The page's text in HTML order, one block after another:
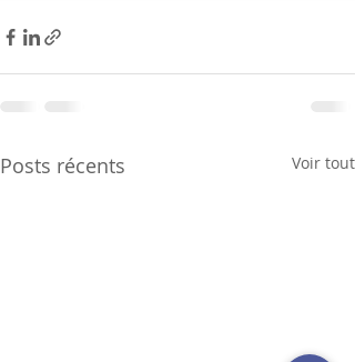
Posts récents Voir tout